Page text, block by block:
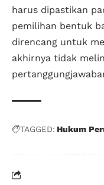
harus dipastikan
pemilihan bentuk
direncang untuk
akhirnya tidak
TAGGED: Hukum